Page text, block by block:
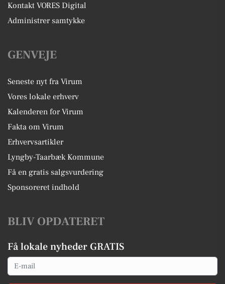
Kontakt VORES Digital
Administrer samtykke
GENVEJE
Seneste nyt fra Virum
Vores lokale erhverv
Kalenderen for Virum
Fakta om Virum
Erhvervsartikler
Lyngby-Taarbæk Kommune
Få en gratis salgsvurdering
Sponsoreret indhold
BLIV OPDATERET
Få lokale nyheder GRATIS
Email